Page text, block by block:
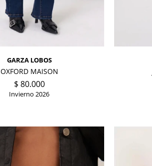
GARZA LOBOS
OXFORD MAISON
$ 80.000
Invierno 2026